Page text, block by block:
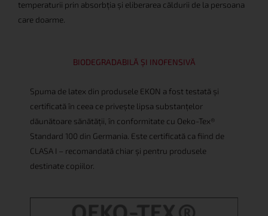
temperaturii prin absorbția și eliberarea căldurii de la persoana
care doarme.
BIODEGRADABILĂ ȘI INOFENSIVĂ
Spuma de latex din produsele EKON a fost testată și
certificată în ceea ce privește lipsa substanțelor
dăunătoare sănătății, în conformitate cu Oeko-Tex®
Standard 100 din Germania. Este certificată ca fiind de
CLASA I – recomandată chiar și pentru produsele
destinate copiilor.